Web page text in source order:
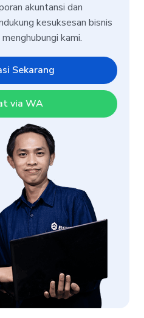
akuntansi dan
kesuksesan bisnis
kami.
Sekarang
via WA